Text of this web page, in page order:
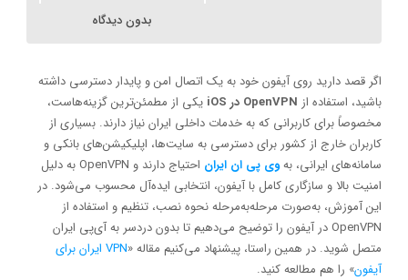
بدون دیدگاه
اگر قصد دارید روی آیفون خود به یک اتصال امن و پایدار دسترسی داشته
باشید، استفاده از OpenVPN در iOS
یکی از مطمئن‌ترین گزینه‌هاست،
مخصوصاً برای کاربرانی که به خدمات داخلی ایران نیاز دارند. بسیاری از
کاربران خارج از کشور برای دسترسی به سایت‌ها، اپلیکیشن‌های بانکی و
سامانه‌های ایرانی، بهوی پی ان ایران
احتیاج دارند و OpenVPN به دلیل
امنیت بالا و سازگاری کامل با آیفون، انتخابی ایده‌آل محسوب می‌شود. در
این آموزش، به‌صورت مرحله‌به‌مرحله نحوه نصب، تنظیم و استفاده از
OpenVPN در آیفون را توضیح می‌دهیم تا بدون دردسر به آی‌پی ایران
متصل شوید. در همین راستا، پیشنهاد می‌کنیم مقاله «
VPN ایران برای
آیفون» را هم مطالعه کنید.